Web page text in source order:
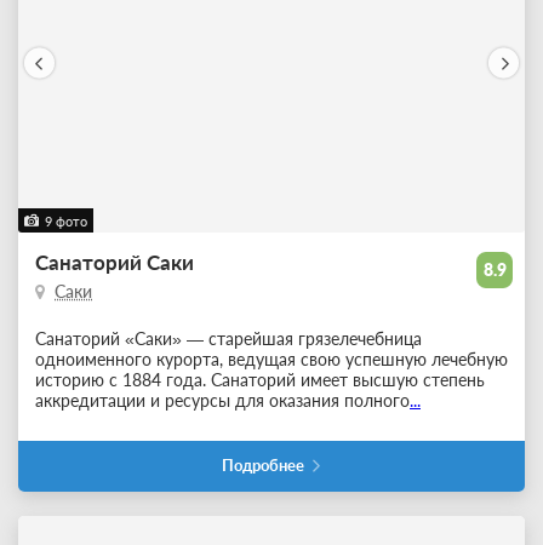
9 фото
8.9
Санаторий Саки
Саки
Санаторий «Саки» — старейшая грязелечебница
одноименного курорта, ведущая свою успешную лечебную
историю с 1884 года. Санаторий имеет высшую степень
аккредитации и ресурсы для оказания полного...
Подробнее